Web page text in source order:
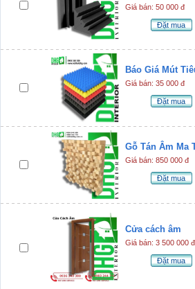
Giá bán: 50 000 đ
Đặt mua
Báo Giá Mút
Giá bán: 35 000 đ
Đặt mua
Gỗ Tán Âm Ma
Giá bán: 850 000 đ
Đặt mua
Cửa cách âm
Giá bán: 3 500 000 đ
Đặt mua